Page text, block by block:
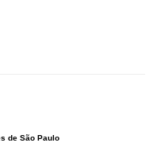
de São Paulo